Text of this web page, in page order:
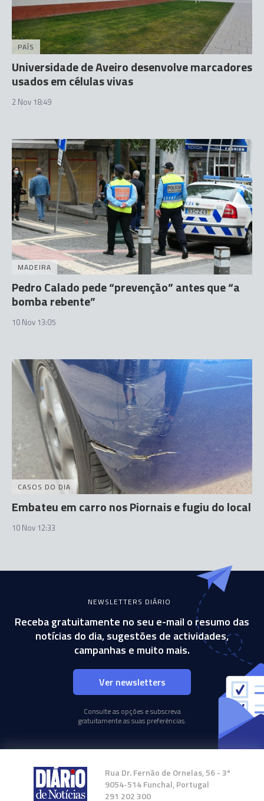
PAÍS
Universidade de Aveiro desenvolve marcadores
usados em células vivas
2 Nov 18:49
MADEIRA
Pedro Calado pede “prevenção” antes que “a
bomba rebente”
10 Nov 13:05
CASOS DO DIA
Embateu em carro nos Piornais e fugiu do local
10 Nov 12:33
NEWSLETTERS DIÁRIO
Receba gratuitamente no seu e-mail o resumo das
notícias do dia, sugestões de actividades,
campanhas e muito mais.
Ver newsletters
Consulte as opções e subscreva
gratuitamente as suas preferências.
Rua Dr. Fernão de Ornelas, 56 - 3º
9054-514 Funchal, Portugal
291 202 300